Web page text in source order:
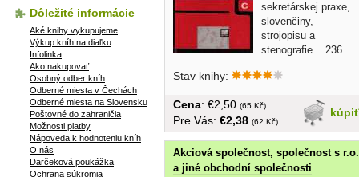
sekretárskej praxe,
slovenčiny,
strojopisu a
stenografie... 236
Stav knihy:
kúpiť
Cena: €2,50 (65 Kč)
Pre Vás: €2,38 (62 Kč)
Akciová společnost, společnost s r.o.
a jiné obchodní společnosti
Dôležité informácie
Aké knihy vykupujeme
Výkup kníh na diaľku
Infolinka
Ako nakupovať
Osobný odber kníh
Odberné miesta v Čechách
Odberné miesta na Slovensku
Poštovné do zahraničia
Možnosti platby
Nápoveda k hodnoteniu kníh
O nás
Darčeková poukážka
Ochrana súkromia